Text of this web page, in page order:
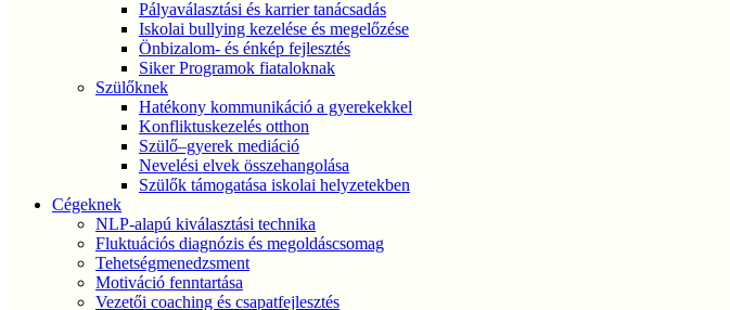
Pályaválasztási és karrier tanácsadás
Iskolai bullying kezelése és megelőzése
Önbizalom- és énkép fejlesztés
Siker Programok fiataloknak
Szülőknek
Hatékony kommunikáció a gyerekekkel
Konfliktuskezelés otthon
Szülő–gyerek mediáció
Nevelési elvek összehangolása
Szülők támogatása iskolai helyzetekben
Cégeknek
NLP-alapú kiválasztási technika
Fluktuációs diagnózis és megoldáscsomag
Tehetségmenedzsment
Motiváció fenntartása
Vezetői coaching és csapatfejlesztés